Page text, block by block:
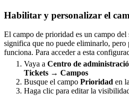
Habilitar y personalizar el
El campo de prioridad es un campo del
significa que no puede eliminarlo, pero
funciona. Para acceder a esta
Vaya a Centro de
Tickets → Campos
Busque el campo Prioridad en
Haga clic para editar la